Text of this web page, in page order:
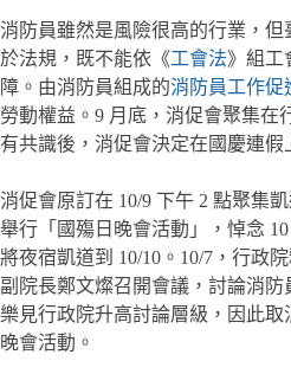
消防員雖然是風險很高的行業，
於法規，既不能依《工會法》組工
障。由消防員組成的消防員工作促
勞動權益。9 月底，消促會聚集在
有共識後，消促會決定在國慶連假
消促會原訂在 10/9 下午 2 點聚集
舉行「國殤日晚會活動」，悼念
將夜宿凱道到 10/10。10/7，行政
副院長鄭文燦召開會議，討論消防
樂見行政院升高討論層級，因此取
晚會活動。